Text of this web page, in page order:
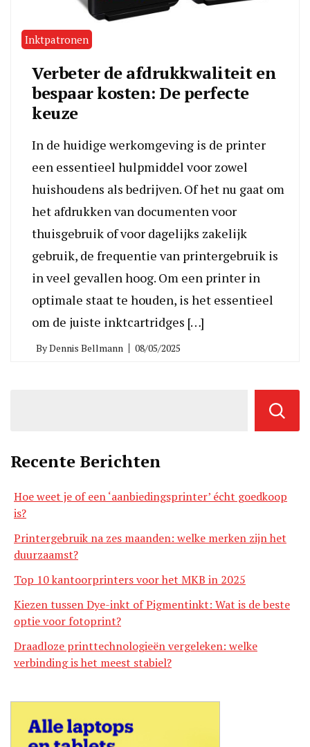
Inktpatronen
Verbeter de afdrukkwaliteit en
bespaar kosten: De perfecte
keuze
In de huidige werkomgeving is de printer
een essentieel hulpmiddel voor zowel
huishoudens als bedrijven. Of het nu gaat om
het afdrukken van documenten voor
thuisgebruik of voor dagelijks zakelijk
gebruik, de frequentie van printergebruik is
in veel gevallen hoog. Om een printer in
optimale staat te houden, is het essentieel
om de juiste inktcartridges […]
ByDennis Bellmann 08/05/2025
Recente Berichten
Hoe weet je of een ‘aanbiedingsprinter’ écht goedkoop
is?
Printergebruik na zes maanden: welke merken zijn het
duurzaamst?
Top 10 kantoorprinters voor het MKB in 2025
Kiezen tussen Dye-inkt of Pigmentinkt: Wat is de beste
optie voor fotoprint?
Draadloze printtechnologieën vergeleken: welke
verbinding is het meest stabiel?